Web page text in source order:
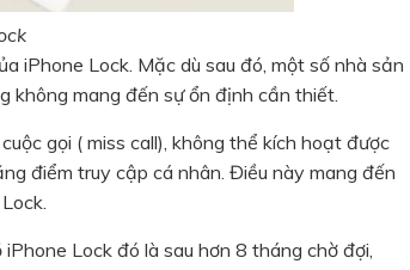
iPhone Lock. Mặc dù sau đó, một số nhà sản
không mang đến sự ổn định cần thiết.
gọi ( miss call), không thể kích hoạt được
điểm truy cập cá nhân. Điều này mang đến
Lock đó là sau hơn 8 tháng chờ đợi,